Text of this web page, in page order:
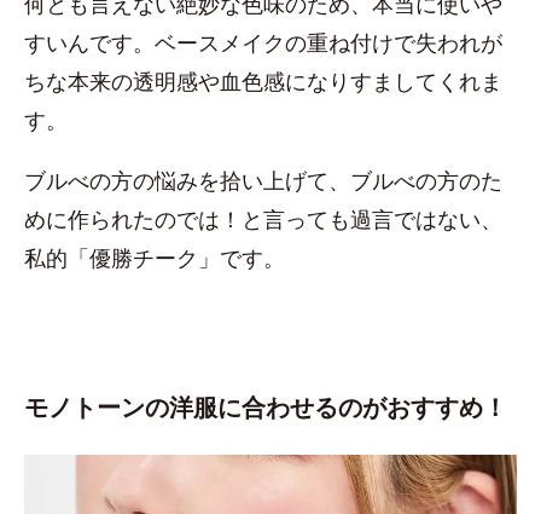
すいんです。ベースメイクの重ね付けで失われが
ちな本来の透明感や血色感になりすましてくれま
す。
ブルべの方の悩みを拾い上げて、ブルべの方のた
めに作られたのでは！と言っても過言ではない、
私的「優勝チーク」です。
モノトーンの洋服に合わせるのがおすすめ！